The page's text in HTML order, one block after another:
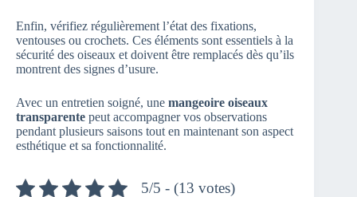
Enfin, vérifiez régulièrement l’état des fixations,
ventouses ou crochets. Ces éléments sont essentiels à la
sécurité des oiseaux et doivent être remplacés dès qu’ils
montrent des signes d’usure.
Avec un entretien soigné, une mangeoire oiseaux
transparente peut accompagner vos observations
pendant plusieurs saisons tout en maintenant son aspect
esthétique et sa fonctionnalité.
5/5 - (13 votes)